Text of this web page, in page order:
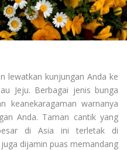
lewatkan kunjungan Anda ke
Jeju. Berbagai jenis bunga
keanekaragaman warnanya
Anda. Taman cantik yang
di Asia ini terletak di
dijamin puas memandang